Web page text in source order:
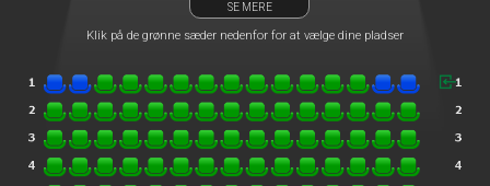
SE MERE
Klik på de grønne sæder nedenfor for at vælge dine pladser